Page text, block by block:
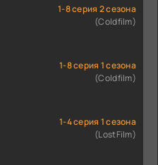
1-8 серия 2 сезона
(Coldfilm)
1-8 серия 1 сезона
(Coldfilm)
1-4 серия 1 сезона
(LostFilm)